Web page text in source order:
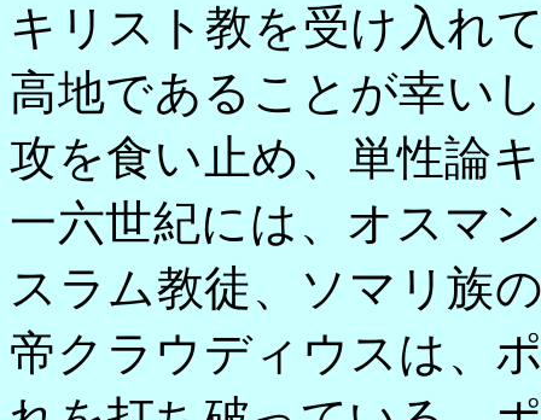
キリスト教を受け入れ
高地であることが幸い
攻を食い止め、単性論
一六世紀には、オスマ
スラム教徒、ソマリ族
帝クラウディウスは、